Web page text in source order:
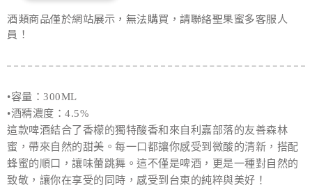
酒類商品僅於網站展示，無法購買，請聯絡聖果蜜多客服人
員！
•容量：300ML
•酒精濃度：4.5%
這款啤酒結合了香檬的獨特酸香和來自利嘉部落的友善森林
蜜，帶來自然的甜美。每一口都讓你感受到微酸的清新，搭配
蜂蜜的順口，讓味蕾跳舞。這不僅是啤酒，更是一種對自然的
致敬，讓你在享受的同時，感受到台東的純粹與美好！